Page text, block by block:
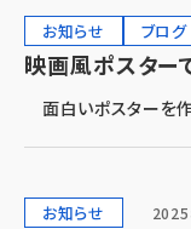
開催され […]
お知らせ ブログ
映画風ポスタ
面白いポスターを
も […]
お知らせ